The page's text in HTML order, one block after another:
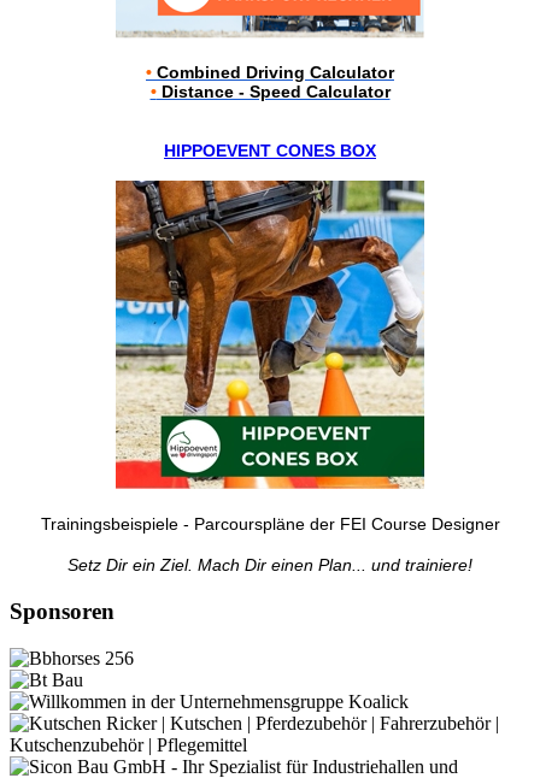
• Combined Driving Calculator
•Distance - Speed Calculator
HIPPOEVENT CONES BOX
Trainingsbeispiele - Parcourspläne der FEI Course Designer
Setz Dir ein Ziel. Mach Dir einen Plan... und trainiere!
Sponsoren